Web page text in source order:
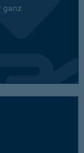
ganz